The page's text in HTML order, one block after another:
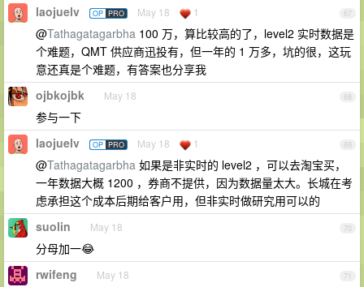
67
laojuelv OP PRO May 18 1
@Tathagatagarbha 100 万，算比较高的了，level2 实时数据是
个难题，QMT 供应商迅投有，但一年的 1 万多，坑的很，这玩
意还真是个难题，有答案也分享我
68
ojbkojbk May 18
参与一下
69
laojuelv OP PRO May 18 1
@Tathagatagarbha 如果是非实时的 level2 ，可以去淘宝买，
一年数据大概 1200 ，券商不提供，因为数据量太大。长城在考
虑承担这个成本后期给客户用，但非实时做研究用可以的
70
suolin May 18
分母加一😂
71
rwifeng May 18